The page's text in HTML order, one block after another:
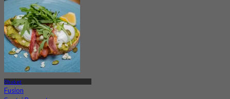
Phuket
Fusion